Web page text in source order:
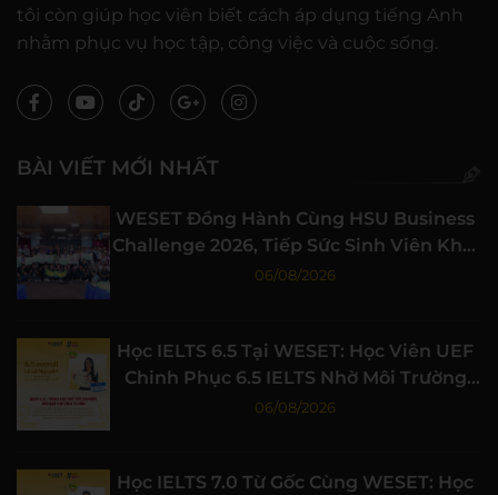
tôi còn giúp học viên biết cách áp dụng tiếng Anh
nhằm phục vụ học tập, công việc và cuộc sống.
BÀI VIẾT MỚI NHẤT
WESET Đồng Hành Cùng HSU Business
Challenge 2026, Tiếp Sức Sinh Viên Khởi
Nghiệp
06/08/2026
Học IELTS 6.5 Tại WESET: Học Viên UEF
Chinh Phục 6.5 IELTS Nhờ Môi Trường
Học Tập Chất Lượng
06/08/2026
Học IELTS 7.0 Từ Gốc Cùng WESET: Học